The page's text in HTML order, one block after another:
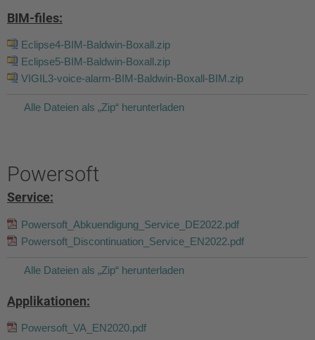
BIM-files:
Eclipse4-BIM-Baldwin-Boxall.zip
Eclipse5-BIM-Baldwin-Boxall.zip
VIGIL3-voice-alarm-BIM-Baldwin-Boxall-BIM.zip
Alle Dateien als „Zip“ herunterladen
Powersoft
Service:
Powersoft_Abkuendigung_Service_DE2022.pdf
Powersoft_Discontinuation_Service_EN2022.pdf
Alle Dateien als „Zip“ herunterladen
Applikationen:
Powersoft_VA_EN2020.pdf